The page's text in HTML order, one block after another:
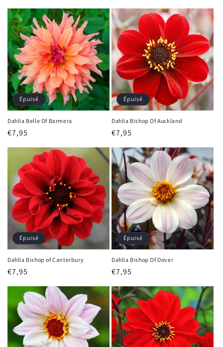
habituel
habituel
Épuisé
Dahlia Belle Of Barmera
Prix
habituel
€7,95
Épuisé
Dahlia Bishop Of Auckland
Prix
habituel
€7,95
Épuisé
Dahlia Bishop of Canterbury
Prix
habituel
€7,95
Épuisé
Dahlia Bishop Of Dover
Prix
habituel
€7,95